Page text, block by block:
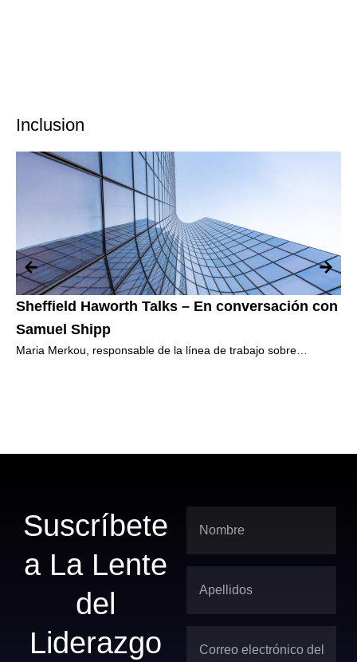
Inclusion
Sheffield Haworth Talks – En conversación con
Samuel Shipp
Maria Merkou, responsable de la línea de trabajo sobre
Suscríbete
a La Lente
del
Liderazgo